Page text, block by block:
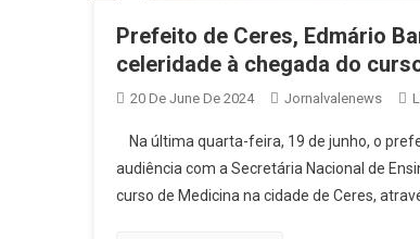
Prefeito de Ceres, Edmário
celeridade à chegada do
20 De June De 2024 Jornalvalenews
Na última quarta-feira, 19 de junho, o
audiência com a Secretária Nacional de
curso de Medicina na cidade de Ceres,